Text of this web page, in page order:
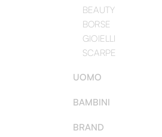
BEAUTY
BORSE
GIOIELLI
SCARPE
UOMO
BAMBINI
BRAND